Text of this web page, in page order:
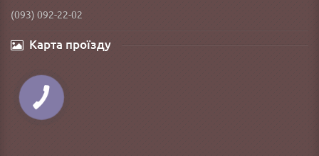
(093) 092-22-02
Карта проїзду